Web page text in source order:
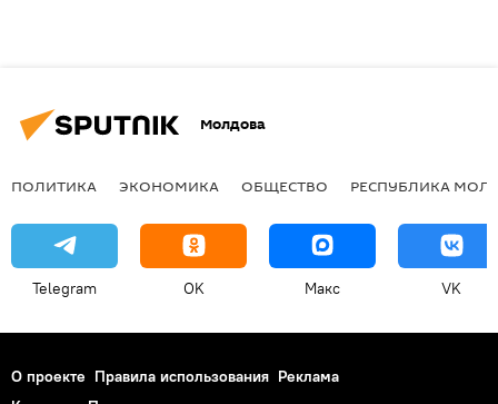
Молдова
ПОЛИТИКА ЭКОНОМИКА ОБЩЕСТВО РЕСПУБЛИКА
Telegram OK Макс VK
О проекте Правила использования Реклама